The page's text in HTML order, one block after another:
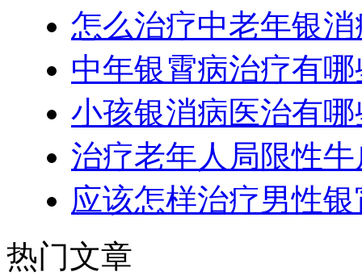
怎么治疗中老年银
中年银霄病治疗有
小孩银消病医治有
治疗老年人局限性
应该怎样治疗男性
热门文章